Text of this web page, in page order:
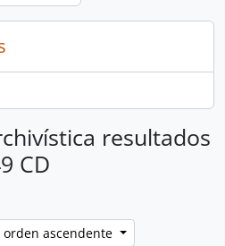
resultados
CD
orden ascendente